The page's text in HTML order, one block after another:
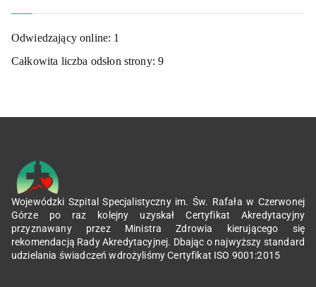
Odwiedzający online: 1
Całkowita liczba odsłon strony:9
Wojewódzki Szpital Specjalistyczny im. Św. Rafała w Czerwonej
Górze po raz kolejny uzyskał Certyfikat Akredytacyjny
przyznawany przez Ministra Zdrowia kierującego się
rekomendacją Rady Akredytacyjnej. Dbając o najwyższy standard
udzielania świadczeń wdrożyliśmy Certyfikat ISO 9001:2015